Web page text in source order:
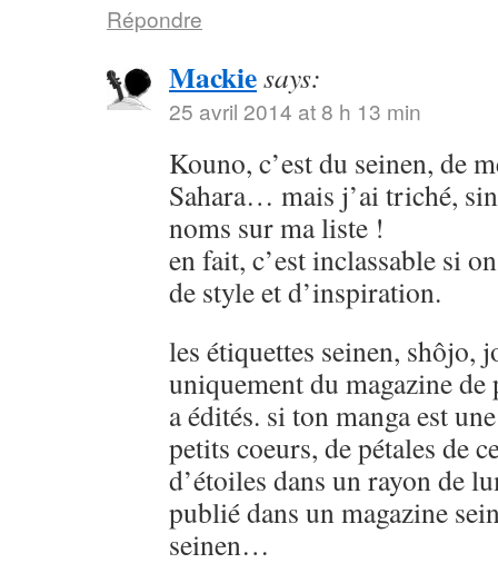
Répondre
Mackiesays:
25 avril 2014 at 8 h 13 min
Kouno, c’est du seinen, de
Sahara… mais j’ai triché,
noms sur ma liste !
en fait, c’est inclassable si
de style et d’inspiration.
les étiquettes seinen, shôjo,
uniquement du magazine
a édités. si ton manga est
petits coeurs, de pétales de
d’étoiles dans un rayon de
publié dans un magazine
seinen…